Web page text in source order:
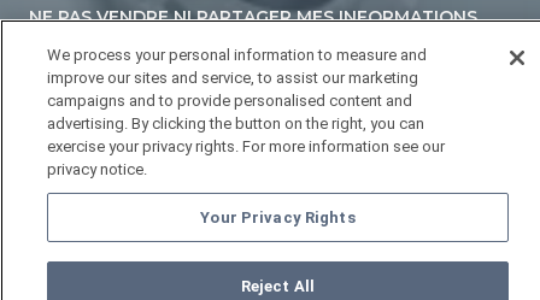
NE PAS VENDRE NI PARTAGER MES INFORMATIONS
YOUR PRIVACY RIGHTS
2026 HOTTUBS.COM. Tous droits réservés.
We process your personal information to measure and
improve our sites and service, to assist our marketing
campaigns and to provide personalised content and
advertising. By clicking the button on the right, you can
exercise your privacy rights. For more information see our
privacy notice.
Your Privacy Rights
Reject All